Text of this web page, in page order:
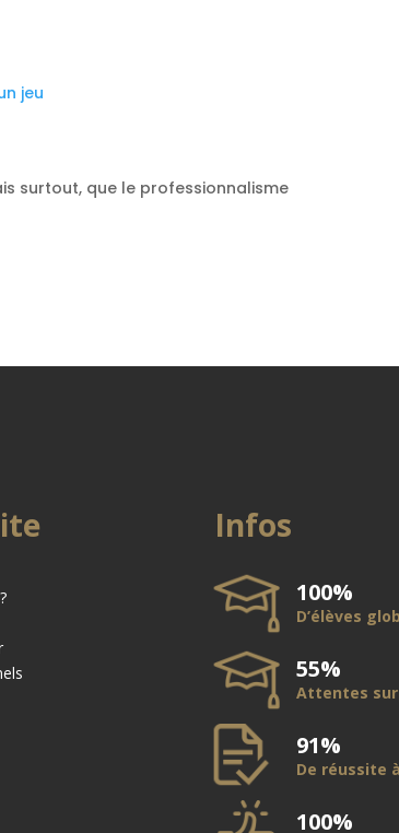
jeu
surtout, que le professionnalisme
Infos
100%
D’élèves
55%
Attentes
91%
De réussite
100%